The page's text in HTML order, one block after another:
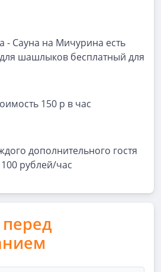
- Сауна на Мичурина есть
шашлыков бесплатный для
150 р в час
дополнительного гостя
рублей/час